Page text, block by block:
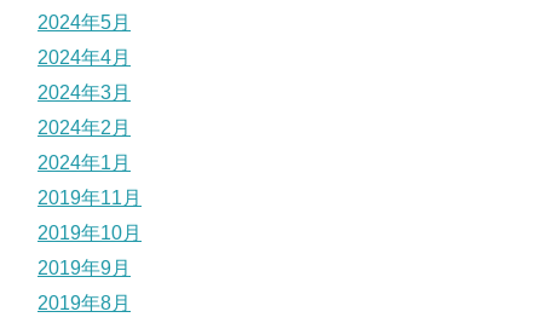
2024年5月
2024年4月
2024年3月
2024年2月
2024年1月
2019年11月
2019年10月
2019年9月
2019年8月